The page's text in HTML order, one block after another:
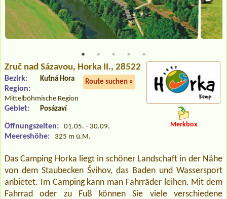
Zruč nad Sázavou, Horka II., 28522
Route suchen »
Bezirk: Kutná Hora
Region:
Mittelböhmische Region
Gebiet: Posázaví
Öffnungszeiten: 01.05. - 30.09.
Meereshöhe: 325 m ü.M.
Merkbox
Das Camping Horka liegt in schöner Landschaft in der Nähe
von dem Staubecken Śvihov, das Baden und Wassersport
anbietet. Im Camping kann man Fahrräder leihen. Mit dem
Fahrrad oder zu Fuß können Sie viele verschiedene